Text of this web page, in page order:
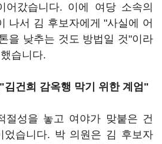
어갔습니다. 이에 여당 소속의
나서 김 후보자에게 "사실에 어
을 낮추는 것도 방법일 것"이라
습니다.
건희 감옥행 막기 위한 계엄"
절성을 놓고 여야가 맞붙은 건
었습니다. 박 의원은 김 후보자